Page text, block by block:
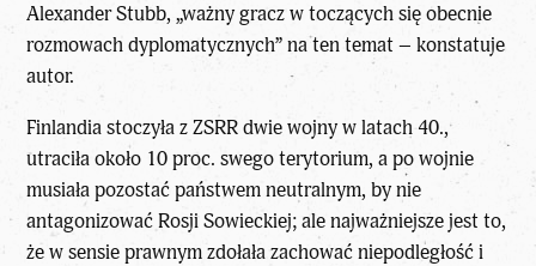
Alexander Stubb, „ważny gracz w toczących się obecnie
rozmowach dyplomatycznych” na ten temat – konstatuje
autor.
Finlandia stoczyła z ZSRR dwie wojny w latach 40.,
utraciła około 10 proc. swego terytorium, a po wojnie
musiała pozostać państwem neutralnym, by nie
antagonizować Rosji Sowieckiej; ale najważniejsze jest to,
że w sensie prawnym zdołała zachować niepodległość i